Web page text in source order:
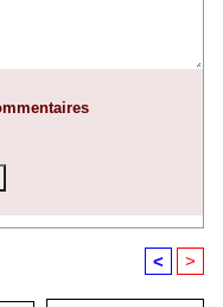
< >